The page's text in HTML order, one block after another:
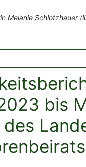
Melanie Schlotzhauer
bis